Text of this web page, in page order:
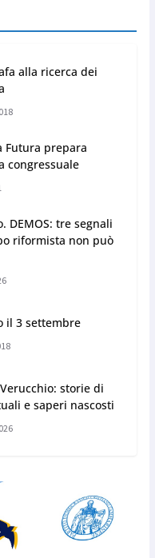
alla ricerca dei
Futura prepara
congressuale
DEMOS: tre segnali
riformista non può
il 3 settembre
Verucchio: storie di
e saperi nascosti